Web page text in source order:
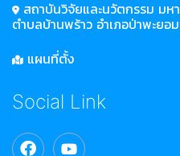
สถาบันวิจัยและนวัตกรรม ม
ตำบลบ้านพร้าว อำเภอป่าพะย
แผนที่ตั้ง
Social Link